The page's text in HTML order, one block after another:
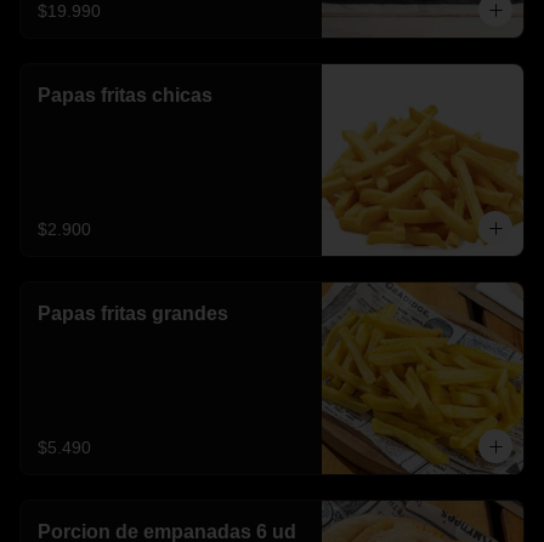
$19.990
Papas fritas chicas
$2.900
Papas fritas grandes
$5.490
Porcion de empanadas 6 ud